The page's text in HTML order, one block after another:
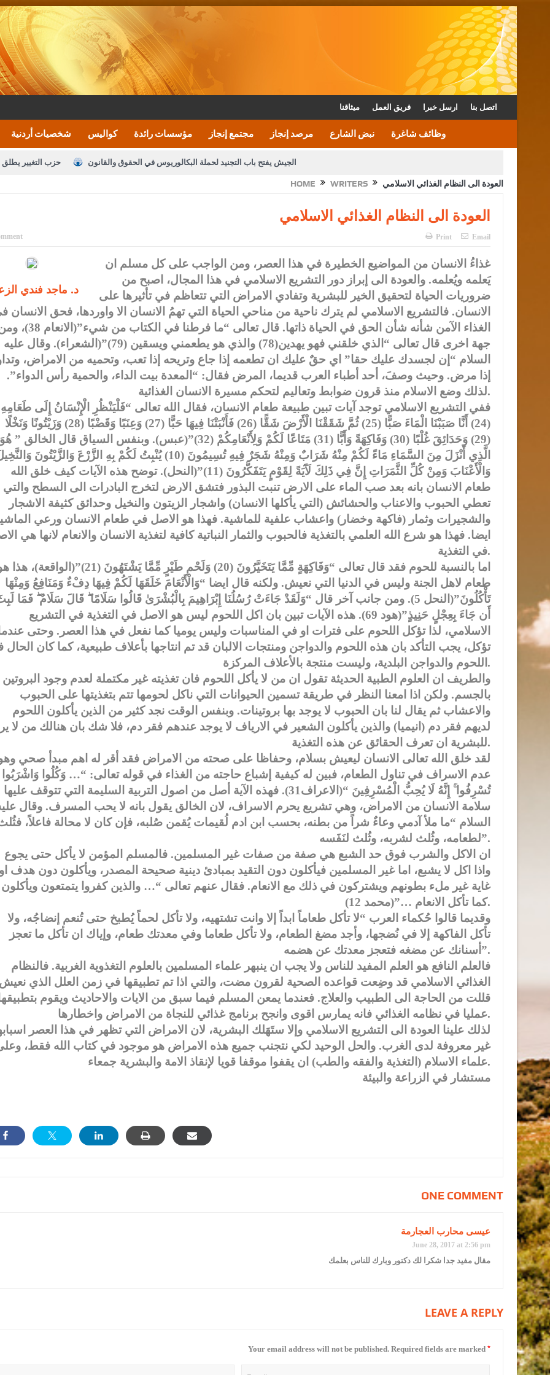
ميثاقنا فريق العمل ارسل خبرا اتصل بنا
شخصيات أردنية كواليس مؤسسات رائدة مجتمع إنجاز مرصد إنجاز نبض الشارع وظائف شاغرة
حزب التغيير الجيش يفتح باب التجنيد لحملة البكالوريوس في الحقوق والقانون
الأمن يتلف 16 مليون حبة كبتاجون و1480 كغم مواد مخدرة
القاضي يلتقي رؤساء تحرير الصحف اليومية ويؤكد حرص مجلس النواب على شراكة فاعلة مع الإعلام
دعوة المكلفين بخدمة العلم الملك يتلقى اتصالا هاتفيا من العاهل البحريني
HOME WRITERS العودة الى النظام الغذائي الاسلامي
العودة الى النظام الغذائي الاسلامي
Print Email
د. ماجد فندي
غذاءُ الانسان من المواضيع الخطيرة في هذا العصر، ومن الواجب على كل مسلم ان
يَعلمه ويُعلمه. والعودة الى إبراز دور التشريع الاسلامي في هذا المجال، اصبح من
ضروريات الحياة لتحقيق الخير للبشرية وتفادي الامراض التي تتعاظم في تأثيرها على
الانسان. فالتشريع الاسلامي لم يترك ناحية من مناحي الحياة التي تهمُ الانسان الا واوردها، فحق الانسان
الغذاء الآمن شأنه شأن الحق في الحياة ذاتها. قال تعالى “ما فرطنا في الكتاب من
جهة اخرى قال تعالى “الذي خلقني فهو يهدين(78) والذي هو يطعمني ويسقين (79)”(الشعراء). وقال عليه
السلام “إن لجسدك عليك حقا” اي حقٌ عليك ان تطعمه إذا جاع وتريحه إذا تعب، وتحميه من الامراض،
إذا مرض. وحيث وصفَ، أحد أطباء العرب قديما، المرض فقال: “المعدة بيت الداء، والحمية رأس الدواء”.
لذلك وضع الاسلام منذ قرون ضوابط وتعاليم لتحكم مسيرة الانسان الغذائية.
ففي التشريع الاسلامي توجد آيات تبين طبيعة طعام الانسان، فقال الله تعالى “فَلْيَنْظُرِ الْإِنْسَانُ إِلَى طَعَامِهِ
(24) أَنَّا صَبَبْنَا الْمَاءَ صَبًّا (25) ثُمَّ شَقَقْنَا الْأَرْضَ شَقًّا (26) فَأَنْبَتْنَا فِيهَا حَبًّا (27) وَعِنَبًا وَقَضْبًا (28) وَزَيْتُونًا وَنَخْلًا
(29) وَحَدَائِقَ غُلْبًا (30) وَفَاكِهَةً وَأَبًّا (31) مَتَاعًا لَكُمْ وَلِأَنْعَامِكُمْ (32)”(عبس). وبنفس السياق قال الخالق ”
الَّذِي أَنْزَلَ مِنَ السَّمَاءِ مَاءً لَكُمْ مِنْهُ شَرَابٌ وَمِنْهُ شَجَرٌ فِيهِ تُسِيمُونَ (10) يُنْبِتُ لَكُمْ بِهِ الزَّرْعَ وَالزَّيْتُونَ
وَالْأَعْنَابَ وَمِنْ كُلِّ الثَّمَرَاتِ إِنَّ فِي ذَلِكَ لَآَيَةً لِقَوْمٍ يَتَفَكَّرُونَ (11)”(النحل). توضح هذه الآيات كيف خلق الله
طعام الانسان بانه بعد صب الماء على الارض تنبت البذور فتشق الارض لتخرج البادرات الى السطح والتي
تعطي الحبوب والاعناب والحشائش (التي يأكلها الانسان) واشجار الزيتون والنخيل وحدائق كثيفة الاشجار
والشجيرات وثمار (فاكهة وخضار) واعشاب علفية للماشية. فهذا هو الاصل في طعام الانسان ورعي
ايضا. فهذا هو شرع الله العلمي بالتغذية فالحبوب والثمار النباتية كافية لتغذية الانسان والانعام لانها هي
في التغذية.
اما بالنسبة للحوم فقد قال تعالى “وَفَاكِهَةٍ مِّمَّا يَتَخَيَّرُونَ (20) وَلَحْمِ طَيْرٍ مِّمَّا يَشْتَهُونَ (21)”(الواقعة)،
طعام لاهل الجنة وليس في الدنيا التي نعيش. ولكنه قال ايضا “وَالْأَنْعَامَ خَلَقَهَا لَكُمْ فِيهَا دِفْءٌ وَمَنَافِعُ وَمِنْهَا
تَأْكُلُونَ”(النحل 5). ومن جانب آخر قال “وَلَقَدْ جَاءَتْ رُسُلُنَا إِبْرَاهِيمَ بِالْبُشْرَىٰ قَالُوا سَلَامًا ۖ قَالَ سَلَامٌ ۖ فَمَا
أَن جَاءَ بِعِجْلٍ حَنِيذٍ”(هود 69). هذه الآيات تبين بان اكل اللحوم ليس هو الاصل في التغذية في التشريع
الاسلامي، لذا تؤكل اللحوم على فترات او في المناسبات وليس يوميا كما نفعل في هذا العصر. وحتى
تؤكل، يجب التأكد بان هذه اللحوم والدواجن ومنتجات الالبان قد تم انتاجها بأعلاف طبيعية، كما كان
اللحوم والدواجن البلدية، وليست منتجة بالأعلاف المركزة.
والطريف ان العلوم الطبية الحديثة تقول ان من لا يأكل اللحوم فان تغذيته غير مكتملة لعدم وجود البروتين
بالجسم. ولكن اذا امعنا النظر في طريقة تسمين الحيوانات التي ناكل لحومها تتم بتغذيتها على الحبوب
والاعشاب ثم يقال لنا بان الحبوب لا يوجد بها بروتينات. وبنفس الوقت نجد كثير من الذين يأكلون اللحوم
لديهم فقر دم (انيميا) والذين يأكلون الشعير في الارياف لا يوجد عندهم فقر دم، فلا شك بان هنالك من لا
للبشرية ان تعرف الحقائق عن هذه التغذية.
لقد خلق الله تعالى الانسان ليعيش بسلام، وحفاظا على صحته من الامراض فقد أقر له اهم مبدأ صحي
عدم الاسراف في تناول الطعام، فبين له كيفية إشباع حاجته من الغذاء في قوله تعالى: “… وَكُلُوا وَاشْرَبُوا
تُسْرِفُوا ۚ إِنَّهُ لَا يُحِبُّ الْمُسْرِفِينَ “(الاعراف31). فهذه الآية أصل من اصول التربية السليمة التي تتوقف عليها
سلامة الانسان من الامراض، وهي تشريع يحرم الاسراف، لان الخالق يقول بانه لا يحب المسرف. وقال
السلام “ما ملأ آدمي وعاءٌ شراً من بطنه، بحسب ابن ادم لُقيمات يُقمن صُلبه، فإن كان لا محالة فاعلاً،
لطعامه، وثُلث لشربه، وثُلث لنَفَسه”.
ان الاكل والشرب فوق حد الشبع هي صفة من صفات غير المسلمين. فالمسلم المؤمن لا يأكل حتى يجوع
واذا اكل لا يشبع، اما غير المسلمين فيأكلون دون التقيد بمبادئ دينية صحيحة المصدر، ويأكلون دون هدف
غاية غير ملء بطونهم ويشتركون في ذلك مع الانعام. فقال عنهم تعالى “… والذين كفروا يتمتعون ويأكلون
كما تأكل الانعام …”(محمد 12).
وقديما قالوا حُكماء العرب “لا تأكل طعاماً ابداً إلا وانت تشتهيه، ولا تأكل لحماً يُطبخ حتى تُنعم إنضاجُه، ولا
تأكل الفاكهة إلا في نُضجها، وأجد مضغ الطعام، ولا تأكل طعاما وفي معدتك طعام، وإياك ان تأكل ما تعجز
أسنانك عن مضغه فتعجز معدتك عن هضمه”.
فالعلم النافع هو العلم المفيد للناس ولا يجب ان ينبهر علماء المسلمين بالعلوم التغذوية الغربية. فالنظام
الغذائي الاسلامي قد وضِعت قواعده الصحية لقرون مضت، والتي اذا تم تطبيقها في زمن العلل الذي
قللت من الحاجة الى الطبيب والعلاج. فعندما يمعن المسلم فيما سبق من الايات والاحاديث ويقوم
عمليا في نظامه الغذائي فانه يمارس اقوى وانجح برنامج غذائي للنجاة من الامراض واخطارها.
لذلك علينا العودة الى التشريع الاسلامي وإلا ستَهَلك البشرية، لان الامراض التي تظهر في هذا العصر
غير معروفة لدى الغرب. والحل الوحيد لكي نتجنب جميع هذه الامراض هو موجود في كتاب الله فقط،
علماء الاسلام (التغذية والفقه والطب) ان يقفوا موقفا قويا لإنقاذ الامة والبشرية جمعاء.
مستشار في الزراعة والبيئة
ONE COMMENT
عيسى محارب العجارمة
June 28, 2017 at 2:56 pm
مقال مفيد جدا شكرا لك دكتور وبارك للناس بعلمك
LEAVE A REPLY
Your email address will not be published. Required fields are marked *